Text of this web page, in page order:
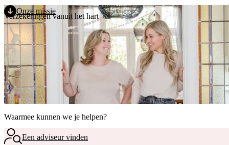
Direct naar de inhoud
MENU
Verzekeringen vanuit het hart
Onze missie
Waarmee kunnen we je helpen?
Een adviseur vinden